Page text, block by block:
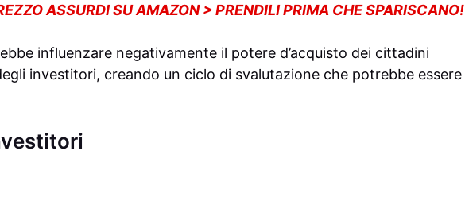
ASSURDI SU AMAZON > PRENDILI PRIMA CHE SPARISCANO!
influenzare negativamente il potere d’acquisto dei cittadini
investitori, creando un ciclo di svalutazione che potrebbe essere